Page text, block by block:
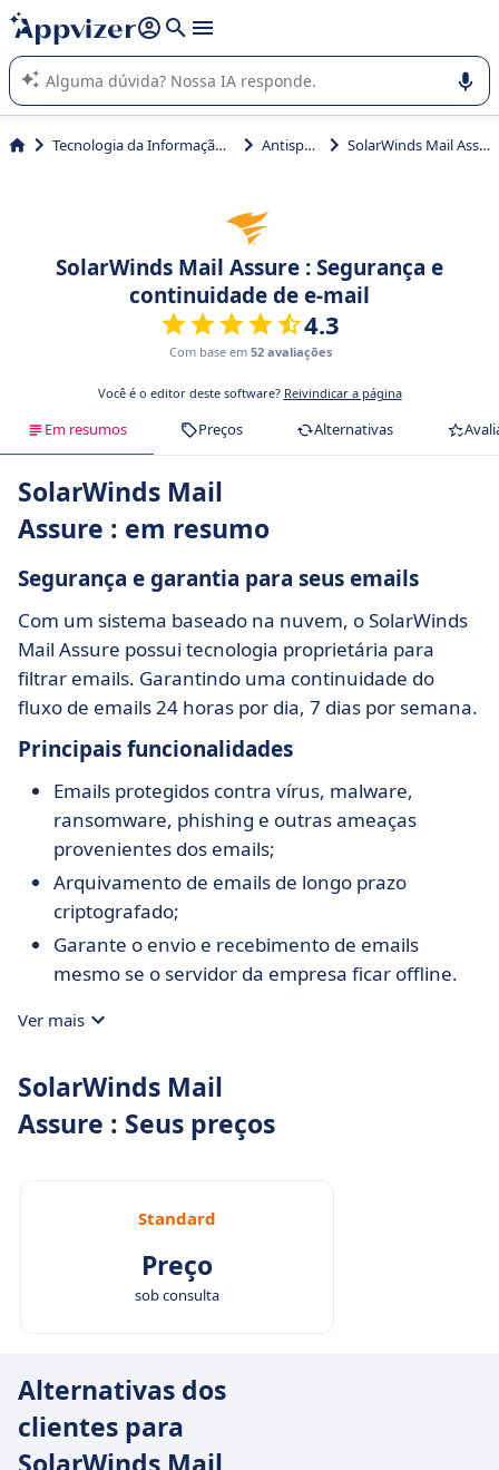
de nossa IA (várias linhas com
A IA do Appvizer o orienta no uso ou na seleção de software
SaaS para sua empresa.
Tecnologia da Informação (TI) Antispam SolarWinds Mail Assure
SolarWinds Mail Assure : Segurança e
continuidade de e-mail
4.3
Com base em 52 avaliações
Você é o editor deste software? Reivindicar a página
Em resumos Preços Alternativas
SolarWinds Mail
Assure : em resumo
Segurança e garantia para seus emails
Com um sistema baseado na nuvem, o SolarWinds
Mail Assure possui tecnologia proprietária para
filtrar emails. Garantindo uma continuidade do
fluxo de emails 24 horas por dia, 7 dias por semana.
Principais funcionalidades
Emails protegidos contra vírus, malware,
ransomware, phishing e outras ameaças
provenientes dos emails;
Arquivamento de emails de longo prazo
criptografado;
Garante o envio e recebimento de emails
mesmo se o servidor da empresa ficar offline.
enviar emails, 24h/7dias.
Ver mais
SolarWinds Mail
Assure : Seus preços
Standard
Preço
sob consulta
Alternativas dos
clientes para